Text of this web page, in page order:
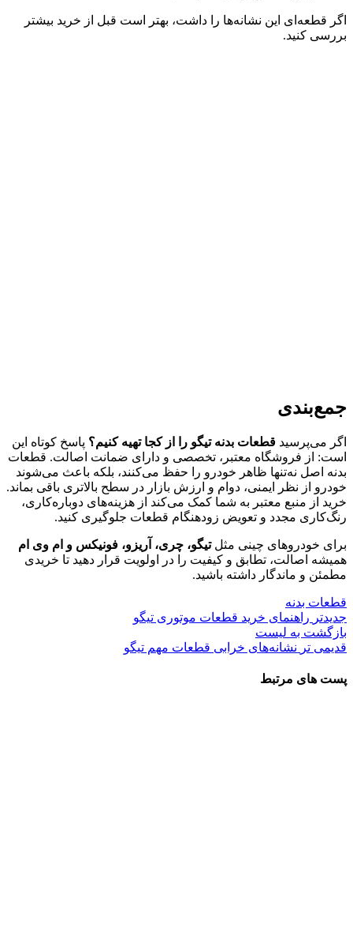
اگر قطعه‌ای این نشانه‌ها را داشت، بهتر است قبل از خرید بیشتر
بررسی کنید.
جمع‌بندی
اگر می‌پرسید قطعات بدنه تیگو را از کجا تهیه کنیم؟ پاسخ کوتاه این
است: از فروشگاه معتبر، تخصصی و دارای ضمانت اصالت. قطعات
بدنه اصل نه‌تنها ظاهر خودرو را حفظ می‌کنند، بلکه باعث می‌شوند
خودرو از نظر ایمنی، دوام و ارزش بازار در سطح بالاتری باقی بماند.
خرید از منبع معتبر به شما کمک می‌کند از هزینه‌های دوباره‌کاری،
رنگ‌کاری مجدد و تعویض زودهنگام قطعات جلوگیری کنید.
برای خودروهای چینی مثلتیگو، چری، آریزو، فونیکس و ام وی ام
همیشه اصالت، تطابق و کیفیت را در اولویت قرار دهید تا خریدی
مطمئن و ماندگار داشته باشید.
قطعات بدنه
جدیدتر راهنمای خرید قطعات موتوری تیگو
بازگشت به لیست
قدیمی تر نشانه‌های خرابی قطعات مهم تیگو
پست های مرتبط